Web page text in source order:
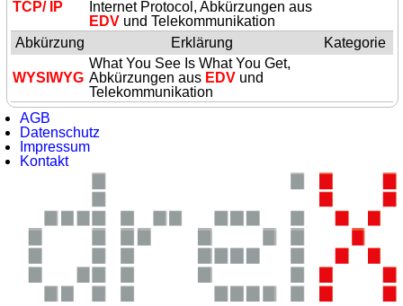
TCP/ IP
Internet Protocol, Abkürzungen aus
EDV und Telekommunikation
Abkürzung
Erklärung Kategorie
WYSIWYG
What You See Is What You Get,
Abkürzungen aus EDV und
Telekommunikation
AGB
Datenschutz
Impressum
Kontakt